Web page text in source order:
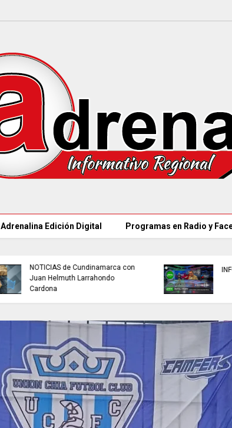
Adrenalina Edición Digital Programas en Radio y
NOTICIAS de Cundinamarca con
Juan Helmuth Larrahondo
Cardona